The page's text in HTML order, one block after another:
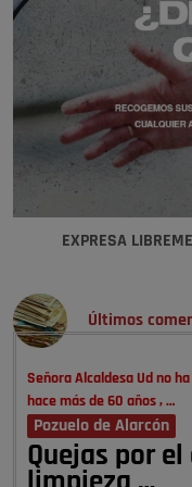
EXPRESA
Últimos
Señora Alcaldesa Ud no
hace más de 60 años , …
Pozuelo de Alarcón
Quejas por